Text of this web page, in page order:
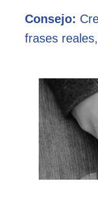
Consejo:
frases